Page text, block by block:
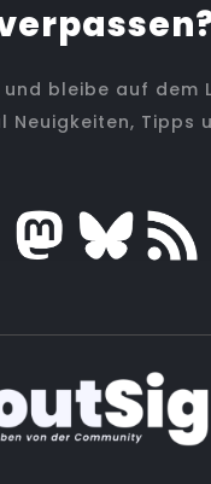
und bleibe auf dem
Neuigkeiten, Tipps